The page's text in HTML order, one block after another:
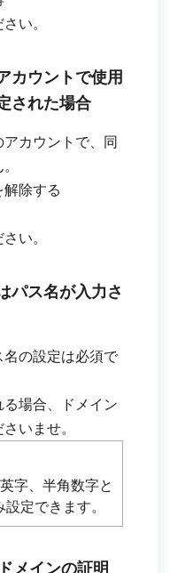
い。
カウントで使用
された場合
カウントで、同
解除する
い。
パス名が入力さ
の設定は必須で
場合、ドメイン
いませ。
字、半角数字と
定できます。
メインの証明